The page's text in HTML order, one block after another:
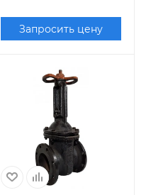
Запросить цену